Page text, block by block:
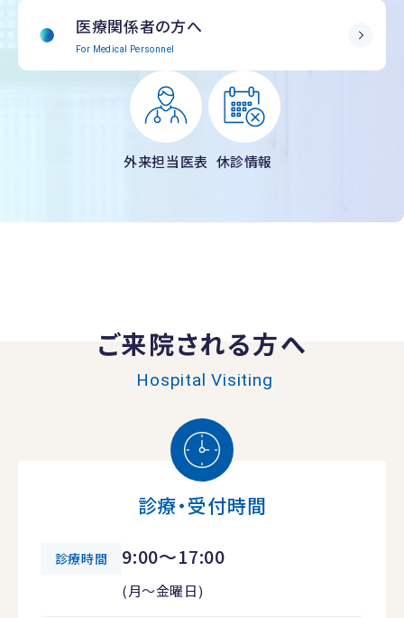
医療関係者の方へ
For Medical Personnel
外来担当医表 休診情報
ご来院される方へ
Hospital Visiting
診療・受付時間
診療時間 9:00～17:00
(月～金曜日)